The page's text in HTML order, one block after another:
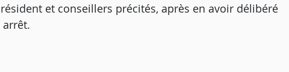
et conseillers précités, après en avoir délibéré